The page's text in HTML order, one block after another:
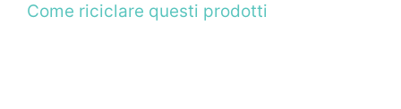
Come riciclare questi prodotti